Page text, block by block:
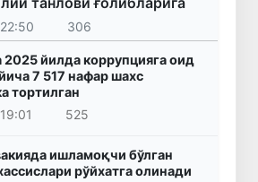
306
2025 йилда коррупцияга оид
7 517 нафар шахс
тортилган
525
ишламоқчи бўлган
рўйхатга олинади